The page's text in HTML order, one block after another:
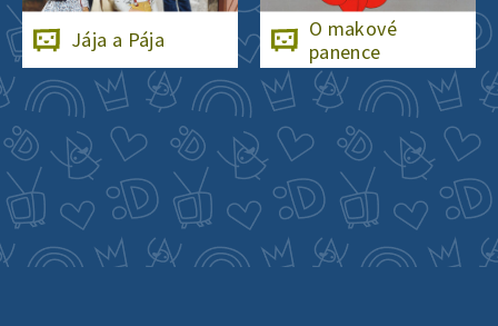
Jája a Pája
O makové
panence